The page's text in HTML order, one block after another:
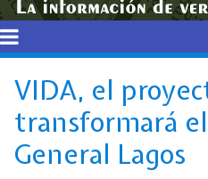
VIDA, el
transformará
General Lagos